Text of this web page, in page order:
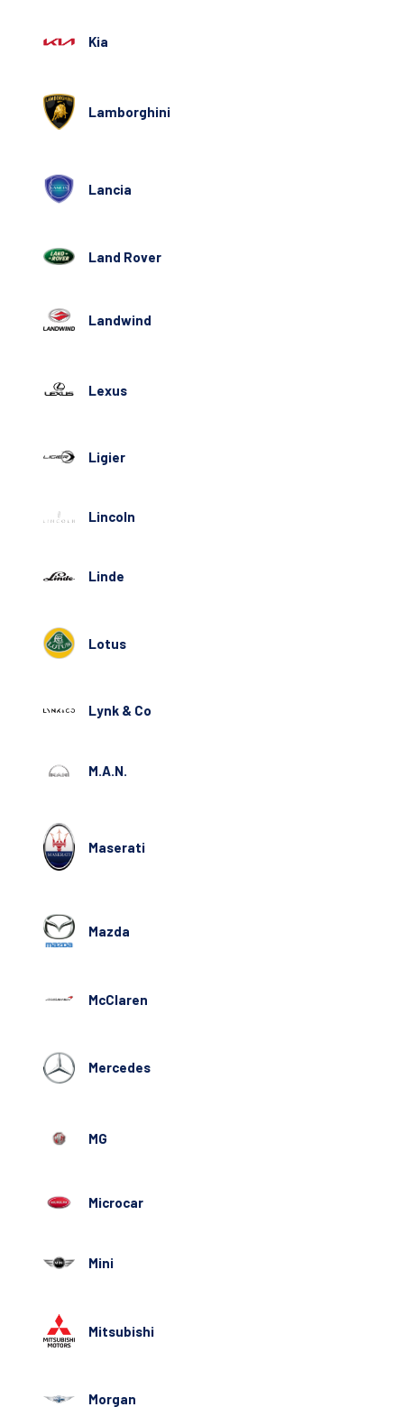
Kia
Lamborghini
Lancia
Land Rover
Landwind
Lexus
Ligier
Lincoln
Linde
Lotus
Lynk & Co
M.A.N.
Maserati
Mazda
McClaren
Mercedes
MG
Microcar
Mini
Mitsubishi
Morgan